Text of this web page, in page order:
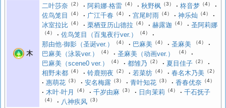
木
二叶莎奈 （2） 阿莉娜·格雷 （4） 秋野枫 （3） 柊音梦 （4）
佐鸟笼目 （4） 广江千春 （4） 宫尾时雨 （4） 神乐灿 （4）
冰室拉比 （4） 栗栖亚历山德拉 （4） 赫露迦 （4） 圣阿莉娜
（4） 佐鸟笼目（百鬼夜行ver.） （4）
那由他·御影（圣诞ver.） （4） 巴麻美 （4） 圣麻美 （4）
巴麻美（泳装ver.） （4） 圣麻美（动画ver.） （4）
巴麻美（scene0 ver.） （4） 都雏乃 （2） 夏目佳子 （2）
相野未都 （4） 铃鹿朔夜 （2） 若菜纺 （4） 春名木乃美 （2）
惠萌花 （3） 安名梅露 （3） 青叶知花 （3） 香春优奈 （4）
木叶·叶月 （4） 千岁由麻 （3） 日向茉莉 （4） 千石抚子
（4） 八神疾风 （3）